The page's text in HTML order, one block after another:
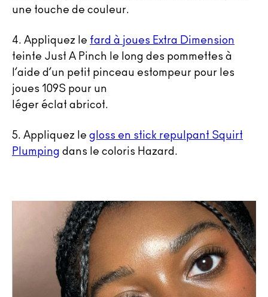
une touche de couleur.
4. Appliquez le fard à joues Extra Dimension
teinte Just A Pinch le long des pommettes à
l’aide d’un petit pinceau estompeur pour les
joues 109S pour un
léger éclat abricot.
5. Appliquez le gloss en stick repulpant Squirt
Plumping dans le coloris Hazard.